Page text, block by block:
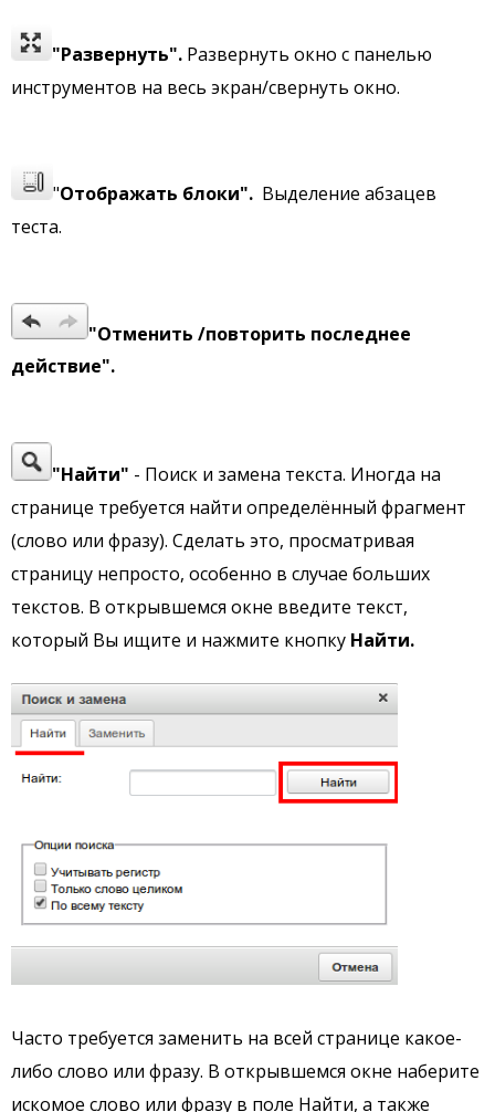
"Развернуть". Развернуть окно с панелью
инструментов на весь экран/свернуть окно.
"Отображать блоки". Выделение абзацев
теста.
"Отменить /повторить последнее
действие".
"Найти" - Поиск и замена текста. Иногда на
странице требуется найти определённый фрагмент
(слово или фразу). Сделать это, просматривая
страницу непросто, особенно в случае больших
текстов. В открывшемся окне введите текст,
который Вы ищите и нажмите кнопку Найти.
Часто требуется заменить на всей странице какое-
либо слово или фразу. В открывшемся окне наберите
искомое слово или фразу в поле Найти, а также